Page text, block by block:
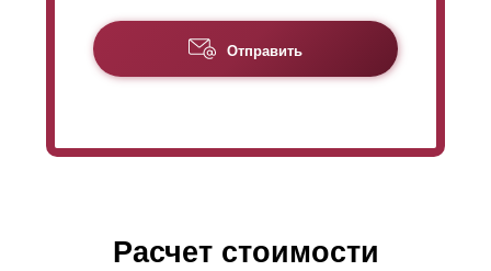
Отправить
Расчет стоимости